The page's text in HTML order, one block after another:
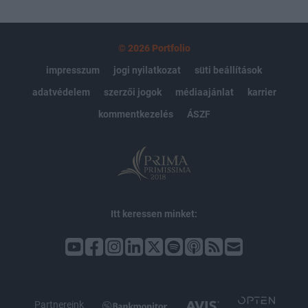
© 2026 Portfolio
impresszum
jogi nyilatkozat
süti beállítások
adatvédelem
szerzői jogok médiaajánlat
karrier
kommentkezelés
ÁSZF
Itt keressen minket:
Partnereink